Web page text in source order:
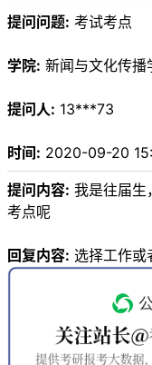
提问问题: 考试考点
学院: 新闻与文化传播
提问人: 13***73
时间: 2020-09-20
提问内容: 我是往届生
考点呢
回复内容: 选择工作或